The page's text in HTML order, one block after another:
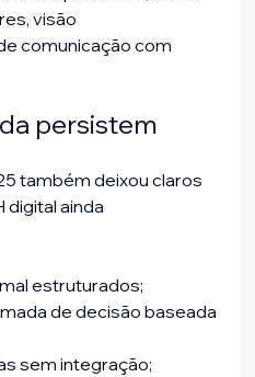
visão
comunicação com
persistem
também deixou claros
digital ainda
estruturados;
de decisão baseada
sem integração;